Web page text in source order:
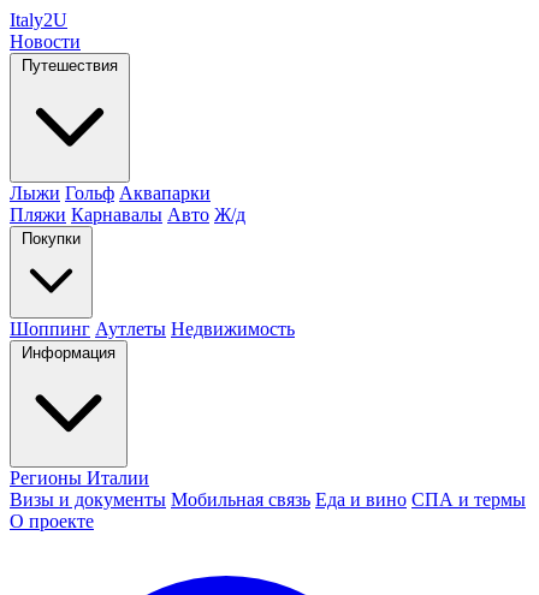
Italy2U
Новости
Путешествия
Лыжи Гольф Аквапарки
Пляжи Карнавалы Авто Ж/д
Покупки
Шоппинг Аутлеты Недвижимость
Информация
Регионы Италии
Визы и документы Мобильная связь Еда и вино СПА и термы
О проекте